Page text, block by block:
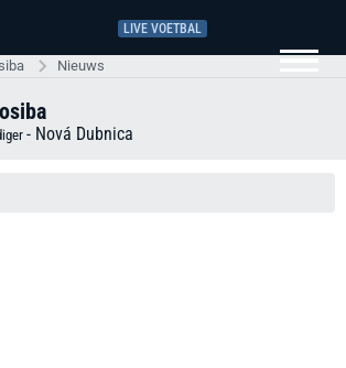
LIVE VOETBAL
Nieuws
- Nová Dubnica